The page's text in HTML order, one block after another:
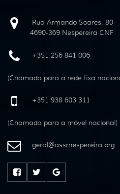
Rua Armando Soares, 80
4690-369 Nespereira CNF
+351 256 841 006
(Chamada para a rede fixa
+351 938 603 311
(Chamada para a móvel nacional)
geral@assrnespereira.org